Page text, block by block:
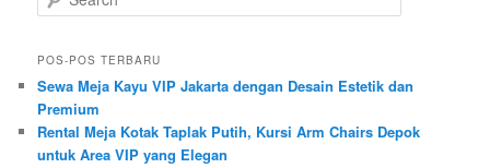
POS-POS TERBARU
Sewa Meja Kayu VIP Jakarta dengan Desain Estetik dan
Premium
Rental Meja Kotak Taplak Putih, Kursi Arm Chairs Depok
untuk Area VIP yang Elegan